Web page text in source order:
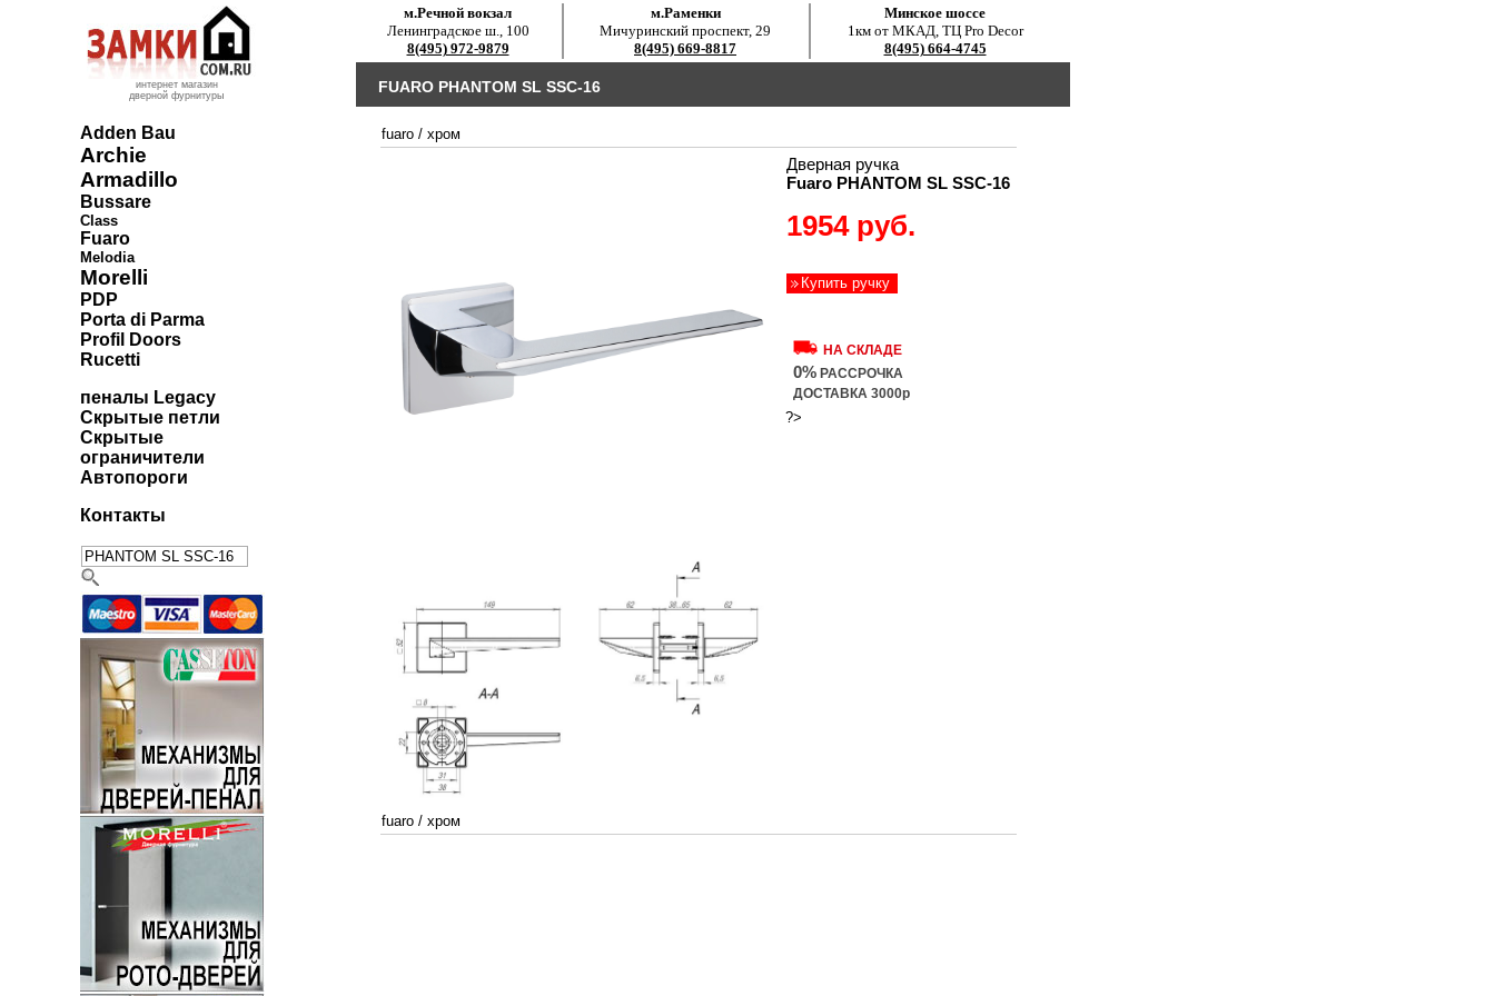
интернет магазин
дверной фурнитуры
Adden Bau
Archie
Armadillo
Bussare
Class
Fuaro
Melodia
Morelli
PDP
Porta di Parma
Profil Doors
Rucetti
пеналы Legacy
Скрытые петли
Скрытые
ограничители
Автопороги
Контакты
м.Речной вокзал
Ленинградское ш., 100
8(495) 972-9879
м.Раменки
Мичуринский проспект, 29
8(495) 669-8817
Минское шоссе
1км от МКАД, ТЦ Pro Decor
8(495) 664-4745
FUARO PHANTOM SL SSC-16
fuaro / хром
Дверная ручка
Fuaro PHANTOM SL SSC-16
1954 руб.
Купить ручку
НА СКЛАДЕ
0% РАССРОЧКА
ДОСТАВКА 3000р
?>
fuaro / хром